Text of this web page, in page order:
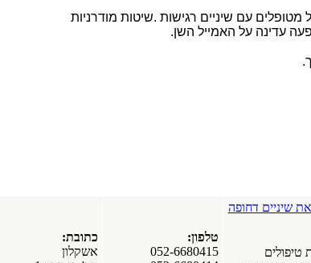
מטופלים עם שיניים רגישות .שיטות מודרניות
עדינה על האמייל השן.
.
שיניים דחופה
טלפון:
052-6680415
כתובת:
אשקלון